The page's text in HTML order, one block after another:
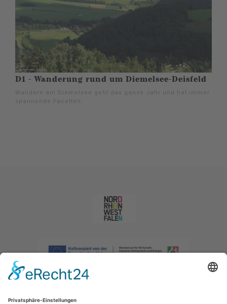
D1 - Wanderung rund um Diemelsee-Deisfeld
Wandern am Diemelsee geht das ganze Jahr und hat immer
spannende Facetten.